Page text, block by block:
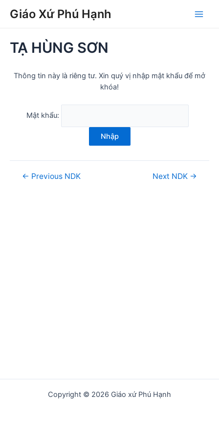
Giáo Xứ Phú Hạnh
Main
TẠ HÙNG SƠN
Thông tin này là riêng tư. Xin quý vị nhập mật khẩu để mở
khóa!
Mật khẩu:
Nhập
navigation
← Previous NDK Next NDK →
Copyright © 2026 Giáo xứ Phú Hạnh